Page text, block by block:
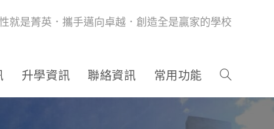
就是菁英．攜手邁向卓越．創造全是贏家的學校
升學資訊 聯絡資訊 常用功能